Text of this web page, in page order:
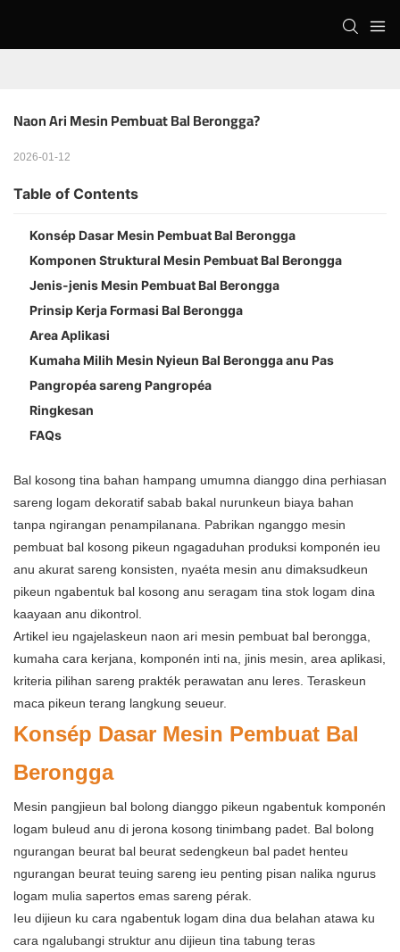
Naon Ari Mesin Pembuat Bal Berongga?
2026-01-12
Table of Contents
Konsép Dasar Mesin Pembuat Bal Berongga
Komponen Struktural Mesin Pembuat Bal Berongga
Jenis-jenis Mesin Pembuat Bal Berongga
Prinsip Kerja Formasi Bal Berongga
Area Aplikasi
Kumaha Milih Mesin Nyieun Bal Berongga anu Pas
Pangropéa sareng Pangropéa
Ringkesan
FAQs
Bal kosong tina bahan hampang umumna dianggo dina perhiasan
sareng logam dekoratif sabab bakal nurunkeun biaya bahan
tanpa ngirangan penampilanana. Pabrikan nganggo mesin
pembuat bal kosong pikeun ngagaduhan produksi komponén ieu
anu akurat sareng konsisten, nyaéta mesin anu dimaksudkeun
pikeun ngabentuk bal kosong anu seragam tina stok logam dina
kaayaan anu dikontrol.
Artikel ieu ngajelaskeun naon ari mesin pembuat bal berongga,
kumaha cara kerjana, komponén inti na, jinis mesin, area aplikasi,
kriteria pilihan sareng prakték perawatan anu leres. Teraskeun
maca pikeun terang langkung seueur.
Konsép Dasar Mesin Pembuat Bal
Berongga
Mesin pangjieun bal bolong dianggo pikeun ngabentuk komponén
logam buleud anu di jerona kosong tinimbang padet. Bal bolong
ngurangan beurat bal beurat sedengkeun bal padet henteu
ngurangan beurat teuing sareng ieu penting pisan nalika ngurus
logam mulia sapertos emas sareng pérak.
Ieu dijieun ku cara ngabentuk logam dina dua belahan atawa ku
cara ngalubangi struktur anu dijieun tina tabung teras